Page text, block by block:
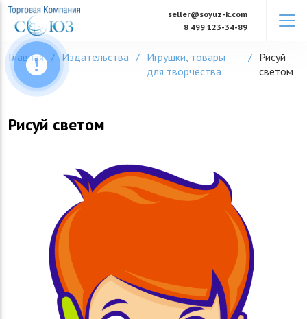
Skip
content
seller@soyuz-k.com
8 499 123-34-89
Главная Издательства
Игрушки, товары
для творчества
Рисуй
светом
Рисуй светом